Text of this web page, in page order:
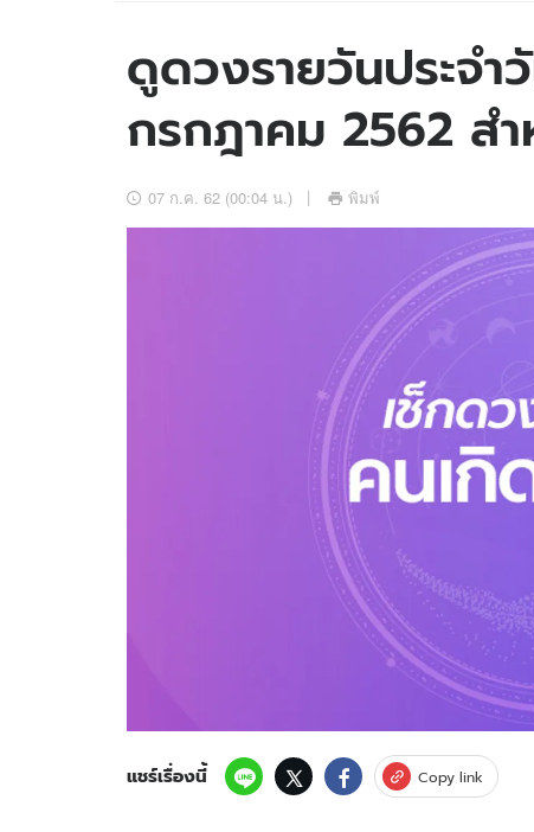
ข่าวบันเทิง
ข่าวกีฬา
ข่าวเศรษฐกิจ
อัปเดตจีน
เช็กข่าวชัวร์
สถิติหวยไทย
หวยลาว
ดาวน์โหลดสนุกแอปฟรี ติดตามสนุกโซเ
บริษัท อิมเมจ ฟิวเจอร์ (ประเทศไทย) จำกัด
ดูดวงรายวันประจำ
กรกฎาคม 2562 สำ
07 ก.ค. 62 (00:04 น.) พิมพ์
แชร์เรื่องนี้ Copy link